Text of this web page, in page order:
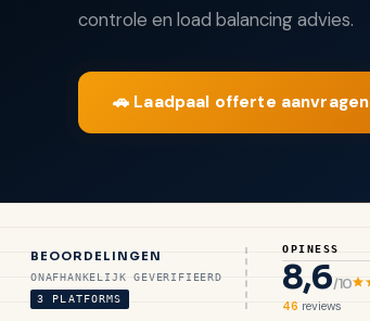
controle en load balancing advies.
🚗 Laadpaal offerte aanvragen
BEOORDELINGEN
ONAFHANKELIJK GEVERIFIEERD
3 PLATFORMS
OPINESS
8,6/10
46 reviews